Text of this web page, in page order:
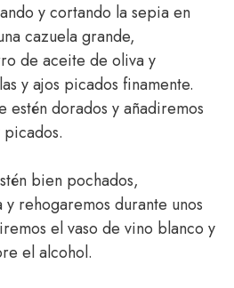
y cortando la sepia en
cazuela grande,
de aceite de oliva y
y ajos picados finamente.
estén dorados y añadiremos
bien pochados,
rehogaremos durante unos
el vaso de vino blanco y
el alcohol.